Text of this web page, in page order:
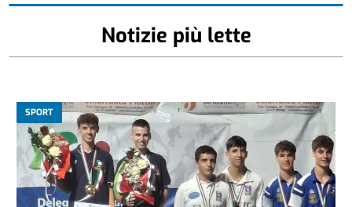
Notizie più lette
SPORT